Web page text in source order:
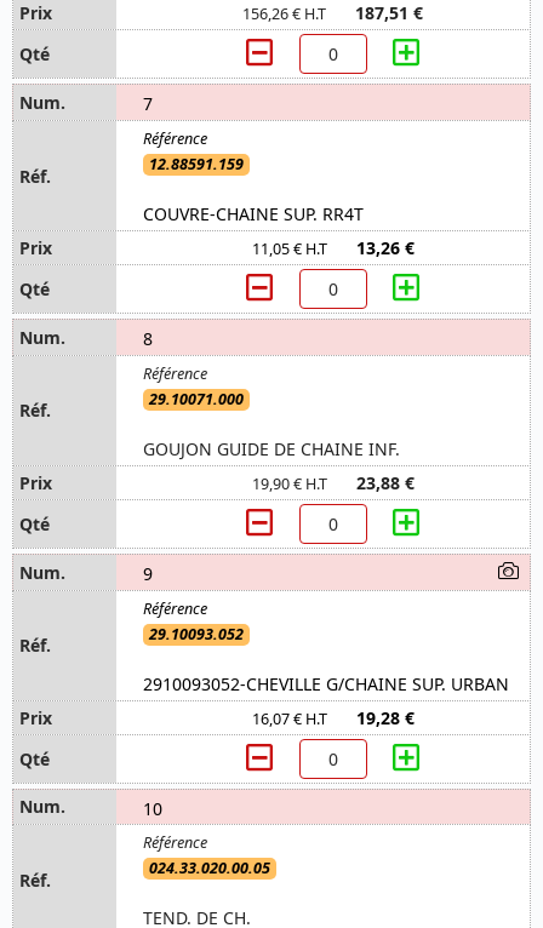
156,26 € H.T 187,51 €
7
12.88591.159
COUVRE-CHAINE SUP. RR4T
11,05 € H.T 13,26 €
8
29.10071.000
GOUJON GUIDE DE CHAINE INF.
19,90 € H.T 23,88 €
9
29.10093.052
2910093052-CHEVILLE G/CHAINE SUP. URBAN
16,07 € H.T 19,28 €
10
024.33.020.00.05
TEND. DE CH.